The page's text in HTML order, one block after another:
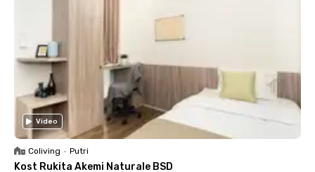
Video
Coliving • Putri
Kost Rukita Akemi Naturale BSD